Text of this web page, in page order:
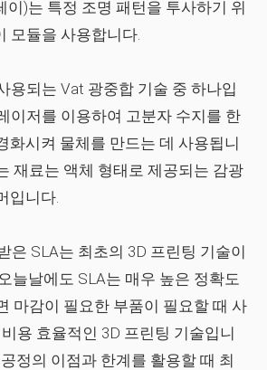
이)는 특정 조명 패턴을 투사하기 위
모듈을 사용합니다.
용되는 Vat 광중합 기술 중 하나입
이저를 이용하여 고분자 수지를 한
화시켜 물체를 만드는 데 사용됩니
재료는 액체 형태로 제공되는 감광
입니다.
은 SLA는 최초의 3D 프린팅 기술이
늘날에도 SLA는 매우 높은 정확도
마감이 필요한 부품이 필요할 때 사
용 효율적인 3D 프린팅 기술입니
정의 이점과 한계를 활용할 때 최